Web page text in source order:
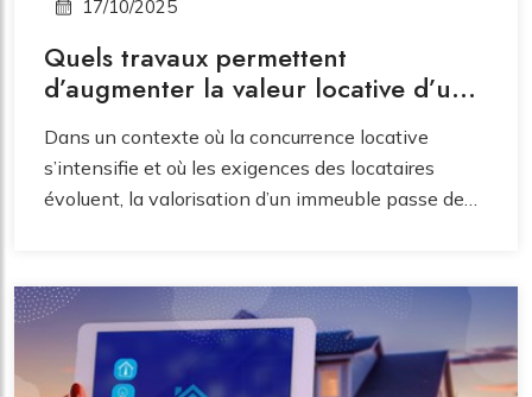
17/10/2025
Quels travaux permettent
d’augmenter la valeur locative d’un
Dans un contexte où la concurrence locative
s’intensifie et où les exigences des locataires
évoluent, la valorisation d’un immeuble passe de
consommation énergétique ou de moderniser les
équipements, certains investissements ciblés
permettent d’augmenter significativement la
valeur locative d’un bien. Identifier les travaux les